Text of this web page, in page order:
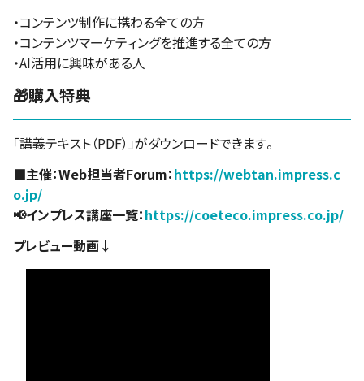
・コンテンツ制作に携わる全ての方
・コンテンツマーケティングを推進する全ての方
・AI活用に興味がある人
🎁購入特典
「講義テキスト（PDF）」がダウンロードできます。
■主催：Web担当者Forum：https://webtan.impress.c
o.jp/
📢インプレス講座一覧：https://coeteco.impress.co.jp/
プレビュー動画↓